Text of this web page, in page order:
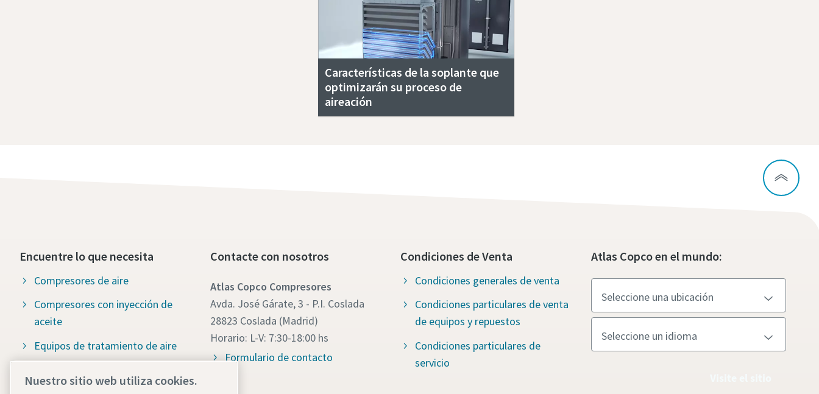
Características de la soplante que
optimizarán su proceso de
aireación
Encuentre lo que necesita
Compresores de aire
Compresores con inyección de
aceite
Equipos de tratamiento de aire
oxígeno
Contacte con nosotros
Atlas Copco Compresores
Avda. José Gárate, 3 - P.I. Coslada
28823 Coslada (Madrid)
Horario: L-V: 7:30-18:00 hs
Formulario de contacto
Condiciones de Venta
Condiciones generales de venta
Condiciones particulares de venta
de equipos y repuestos
Condiciones particulares de
servicio
Atlas Copco en el mundo:
Nuestro sitio web utiliza cookies.